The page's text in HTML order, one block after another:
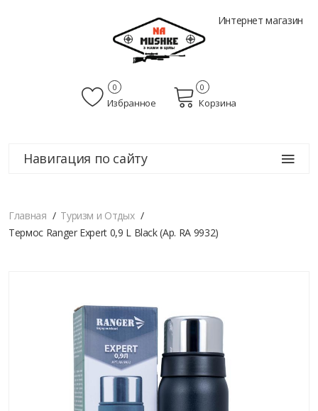
Интернет магазин
Избранное
0
Корзина
0
Навигация по сайту
Главная
Туризм и Отдых
Термос Ranger Expert 0,9 L Black (Ар. RA 9932)